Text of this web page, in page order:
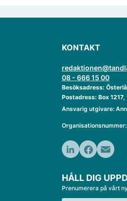
KONTAKT
08 - 666 15 00
Besöksadress:
Postadress: Box 1217,
Ansvarig utgivare:
HÅLL DIG
Prenumerera på vårt